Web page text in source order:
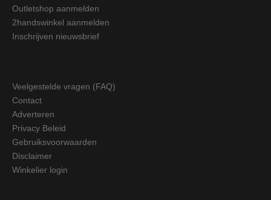
Outletshop aanmelden
2handswinkel aanmelden
Inschrijven nieuwsbrief
Veelgestelde vragen (FAQ)
Contact
Adverteren
Privacy Beleid
Gebruiksvoorwaarden
Disclaimer
Winkelier login